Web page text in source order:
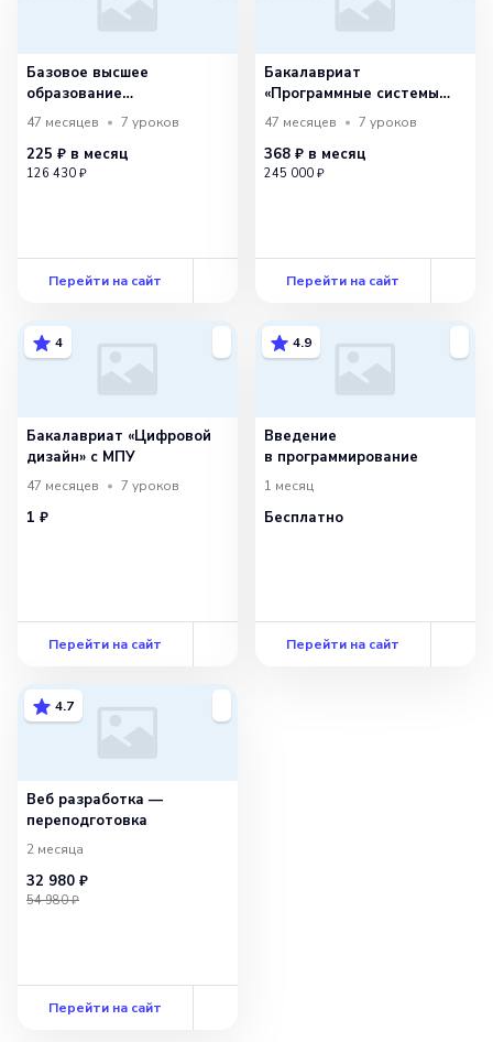
Базовое высшее
образование
по направлению
«Разработка ИТ-
продуктов
и информационных
47 месяцев 7 уроков
225 ₽ в месяц
126 430 ₽
Перейти на сайт
Бакалавриат
«Программные системы
и автоматизация
процессов разработки»
с НИУ ВШЭ
47 месяцев 7 уроков
368 ₽ в месяц
245 000 ₽
Перейти на сайт
4
Бакалавриат «Цифровой
дизайн» с МПУ
47 месяцев 7 уроков
1 ₽
Перейти на сайт
4.9
Введение
в программирование
1 месяц
Бесплатно
Перейти на сайт
4.7
Веб разработка —
переподготовка
2 месяца
32 980 ₽
54 980 ₽
Перейти на сайт